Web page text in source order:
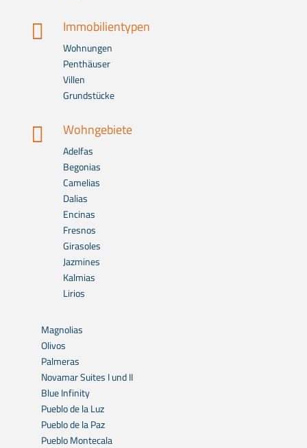
 Immobilientypen
Wohnungen
Penthäuser
Villen
Grundstücke
 Wohngebiete
Adelfas
Begonias
Camelias
Dalias
Encinas
Fresnos
Girasoles
Jazmines
Kalmias
Lirios
Magnolias
Olivos
Palmeras
Novamar Suites I und II
Blue Infinity
Pueblo de la Luz
Pueblo de la Paz
Pueblo Montecala